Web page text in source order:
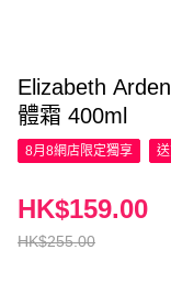
Elizabeth
體霜 400ml
8月8網店限定獨享
HK$255.00
HK$159.00